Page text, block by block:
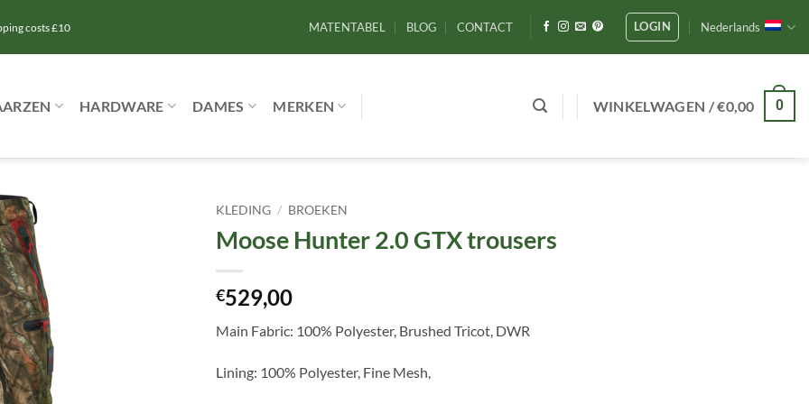
costs £10 MATENTABEL BLOG CONTACT LOGIN Nederlands
HARDWARE DAMES MERKEN WINKELWAGEN /€0,00 0
KLEDING / BROEKEN
Moose Hunter 2.0 GTX trousers
€529,00
Main Fabric: 100% Polyester, Brushed Tricot, DWR
Lining: 100% Polyester, Fine Mesh,